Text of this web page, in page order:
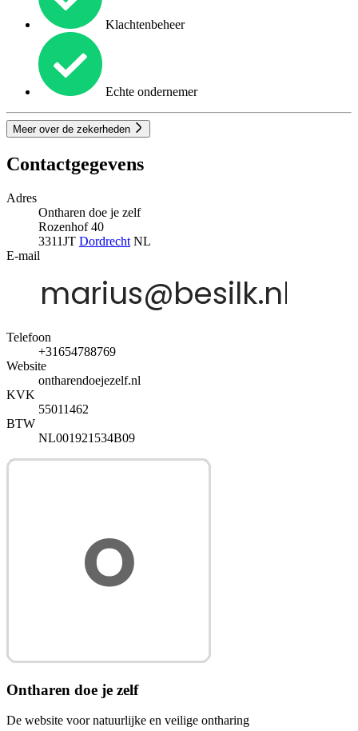
Klachtenbeheer
Echte ondernemer
Meer over de zekerheden
Contactgegevens
Adres
Ontharen doe je zelf
Rozenhof 40
3311JT Dordrecht NL
E-mail
Telefoon
+31654788769
Website
ontharendoejezelf.nl
KVK
55011462
BTW
NL001921534B09
Ontharen doe je zelf
De website voor natuurlijke en veilige ontharing